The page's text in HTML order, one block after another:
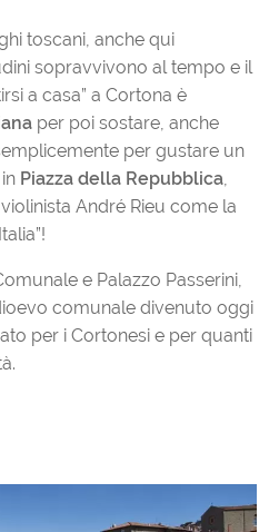
toscani, anche qui
sopravvivono al tempo e il
a casa” a Cortona è
per poi sostare, anche
per gustare un
Piazza della Repubblica,
André Rieu come la
e Palazzo Passerini,
comunale divenuto oggi
per i Cortonesi e per quanti